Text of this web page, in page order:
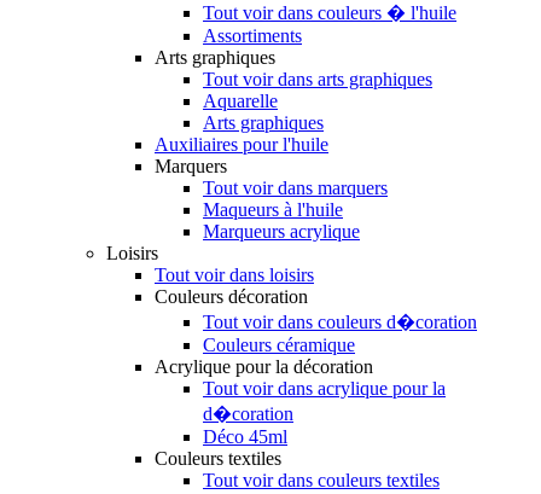
Tout voir dans couleurs � l'huile
Assortiments
Arts graphiques
Tout voir dans arts graphiques
Aquarelle
Arts graphiques
Auxiliaires pour l'huile
Marquers
Tout voir dans marquers
Maqueurs à l'huile
Marqueurs acrylique
Loisirs
Tout voir dans loisirs
Couleurs décoration
Tout voir dans couleurs d�coration
Couleurs céramique
Acrylique pour la décoration
Tout voir dans acrylique pour la
d�coration
Déco 45ml
Couleurs textiles
Tout voir dans couleurs textiles